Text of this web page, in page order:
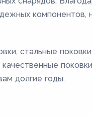
стальные
долгие годы.